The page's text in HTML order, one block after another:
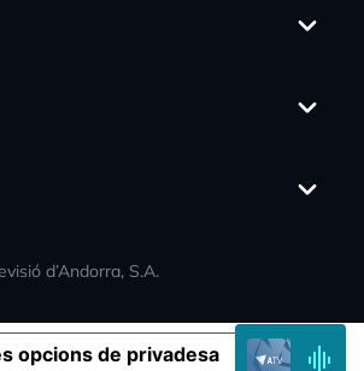
d’Andorra, S.A.
opcions de privadesa